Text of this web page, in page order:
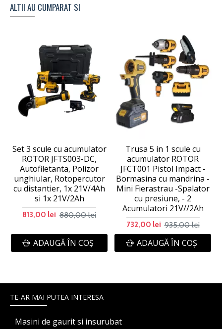
ALTII AU CUMPARAT SI
Set 3 scule cu acumulator
ROTOR JFTS003-DC,
Autofiletanta, Polizor
unghiular, Rotopercutor
cu distantier, 1x 21V/4Ah
si 1x 21V/2Ah
813,00 lei 880,00 lei
ADAUGĂ ÎN COŞ
Trusa 5 in 1 scule cu
acumulator ROTOR
JFCT001 Pistol Impact -
Bormasina cu mandrina -
Mini Fierastrau -Spalator
cu presiune, - 2
Acumulatori 21V//2Ah
732,00 lei 935,00 lei
ADAUGĂ ÎN COŞ
TE-AR MAI PUTEA INTERESA
Masini de gaurit si insurubat